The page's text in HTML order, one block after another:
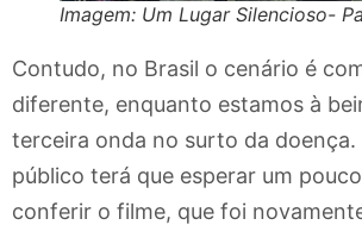
Imagem: Um Lugar Silencioso-
Contudo, no Brasil o cenário é
diferente, enquanto estamos à
terceira onda no surto da doença.
público terá que esperar um
conferir o filme, que foi